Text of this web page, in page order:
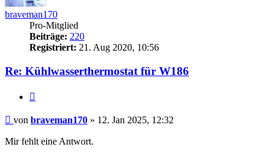
braveman170
Pro-Mitglied
Beiträge: 220
Registriert: 21. Aug 2020, 10:56
Re: Kühlwasserthermostat für W186
Beitrag
von braveman170 » 12. Jan 2025, 12:32
Mir fehlt eine Antwort.